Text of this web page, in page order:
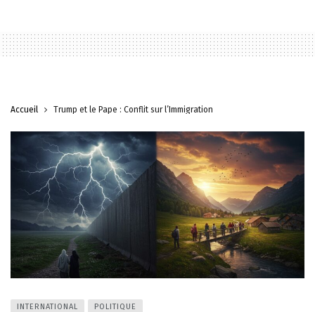
Accueil Trump et le Pape : Conflit sur l’Immigration
INTERNATIONAL POLITIQUE